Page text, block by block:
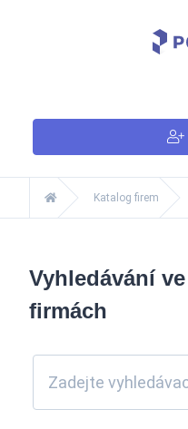
Katalog firem
Vyhledávání ve
firmách